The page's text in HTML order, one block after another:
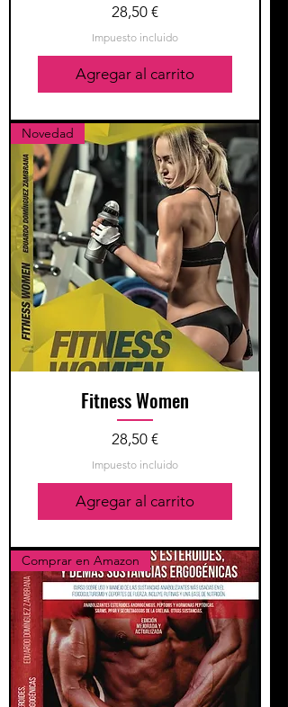
Precio
28,50 €
Impuesto incluido
Agregar al carrito
Novedad
Fitness Women
Precio
28,50 €
Impuesto incluido
Agregar al carrito
Comprar en Amazon